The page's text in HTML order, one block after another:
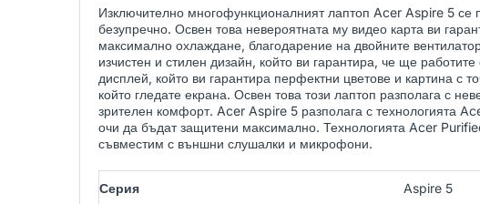
Изключително многофункционалният лаптоп Acer Aspire 5
безупречно. Освен това невероятната му видео карта ви
максимално охлаждане, благодарение на двойните
изчистен и стилен дизайн, който ви гарантира, че ще
дисплей, който ви гарантира перфектни цветове и картина с
който гледате екрана. Освен това този лаптоп разполага с
зрителен комфорт. Acer Aspire 5 разполага с технологията
очи да бъдат защитени максимално. Технологията Acer
съвместим с външни слушалки и микрофони.
Серия Aspire 5